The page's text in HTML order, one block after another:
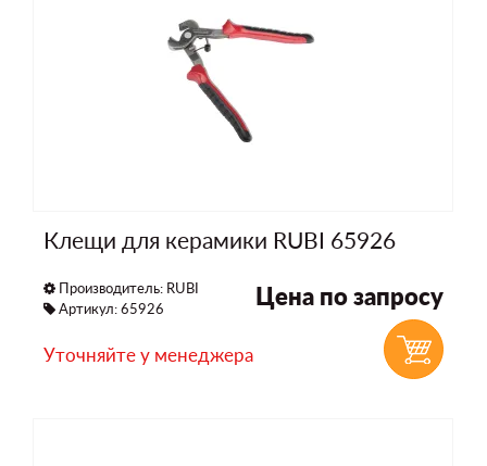
Клещи для керамики RUBI 65926
Производитель: RUBI
Артикул: 65926
Цена по запросу
Уточняйте у менеджера